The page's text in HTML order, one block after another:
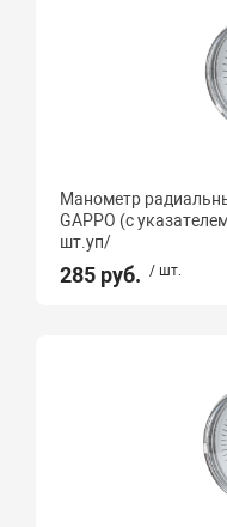
Да
Распродажа
Манометр
GAPPO (с
шт.уп/
285 руб. / шт.